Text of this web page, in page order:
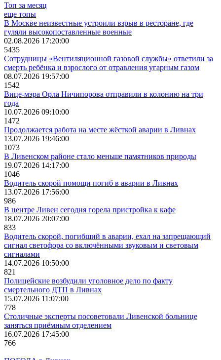
Топ за месяц
еще топы
В Москве неизвестные устроили взрыв в ресторане, где
гуляли высокопоставленные военные
02.08.2026 17:20:00
5435
Сотрудницы «Вентиляционной газовой службы» ответили за
смерть ребёнка и взрослого от отравления угарным газом
08.07.2026 19:57:00
1542
Вице-мэра Орла Ничипорова отправили в колонию на три
года
10.07.2026 09:10:00
1472
Продолжается работа на месте жёсткой аварии в Ливнах
13.07.2026 19:46:00
1073
В Ливенском районе стало меньше памятников природы
19.07.2026 14:17:00
1046
Водитель скорой помощи погиб в аварии в Ливнах
13.07.2026 17:56:00
986
В центре Ливен сегодня горела пристройка к кафе
18.07.2026 20:07:00
833
Водитель скорой, погибший в аварии, ехал на запрещающий
сигнал светофора со включёнными звуковым и световым
сигналами
14.07.2026 10:50:00
821
Полицейские возбудили уголовное дело по факту
смертельного ДТП в Ливнах
15.07.2026 11:07:00
778
Столичные эксперты посоветовали Ливенской больнице
заняться приёмным отделением
16.07.2026 17:45:00
766